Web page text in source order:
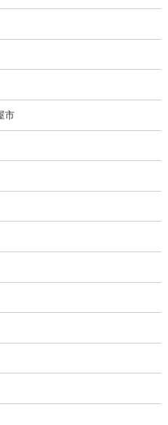
相談、小学生、中学生、高校生
市